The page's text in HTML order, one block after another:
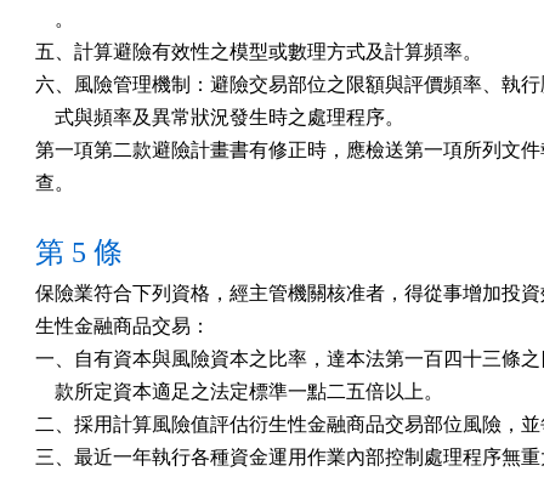
    。
五、計算避險有效性之模型或數理方式及計算頻率。
六、風險管理機制：避險交易部位之限額與評價頻率、執
    式與頻率及異常狀況發生時之處理程序。
第一項第二款避險計畫書有修正時，應檢送第一項所列文
查。
第 5 條
保險業符合下列資格，經主管機關核准者，得從事增加投
生性金融商品交易：
一、自有資本與風險資本之比率，達本法第一百四十三條
    款所定資本適足之法定標準一點二五倍以上。
二、採用計算風險值評估衍生性金融商品交易部位風險，
三、最近一年執行各種資金運用作業內部控制處理程序無